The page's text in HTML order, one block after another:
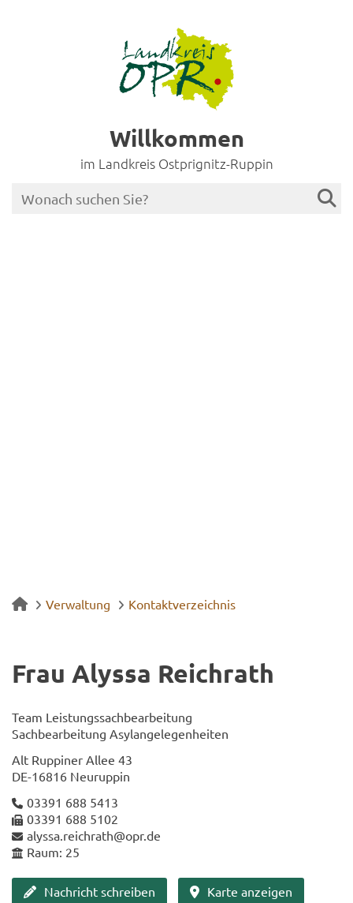
Willkommen
im Landkreis Ostprignitz-Ruppin
Verwaltung Kontaktverzeichnis
Frau Alys­sa Reich­rath
Team Leis­tungs­sach­be­ar­bei­tung
Sach­be­ar­bei­tung Asyl­an­ge­le­gen­hei­ten
Alt Rup­pi­ner Allee 43
DE-​16816 Neu­rup­pin
03391 688 5413
03391 688 5102
alys­sa.reich­rath@opr.de
Raum: 25
Nach­richt schrei­ben Karte an­zei­gen